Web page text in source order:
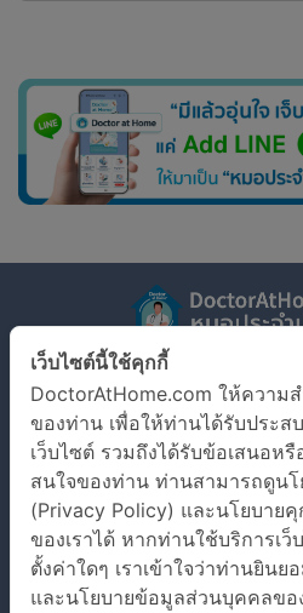
รู้จัก Doctor at Home
ตร
ข้อมูลโรค
เงื่อ
นโยบายข้อมูลส่วนบุคคล
ติดต่อเรา
บริษัท สมาร์ทด็อกเตอร์ อินโนเวชั่น จ
เลขที่ 973 อาคารเพรสิเด้นท์ทาวเวอ
เว็บไซต์นี้ใช้คุกกี้
DoctorAtHome.com ให้ควา
ของท่าน เพื่อให้ท่านได้รับประ
เว็บไซต์ รวมถึงได้รับข้อเสนอห
สนใจของท่าน ท่านสามารถดูน
(Privacy Policy) และนโยบาย
ของเราได้ หากท่านใช้บริการเ
ตั้งค่าใดๆ เราเข้าใจว่าท่านยิน
และนโยบายข้อมูลส่วนบุคคลขอ